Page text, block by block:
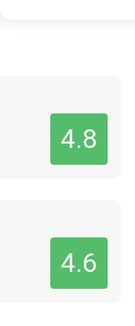
4.8
4.6